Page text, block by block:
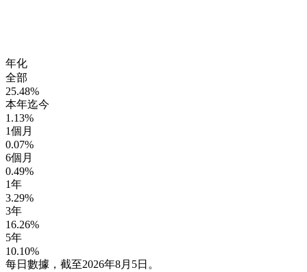
年化
全部
25.48%
本年迄今
1.13%
1個月
0.07%
6個月
0.49%
1年
3.29%
3年
16.26%
5年
10.10%
每日數據，截至2026年8月5日。